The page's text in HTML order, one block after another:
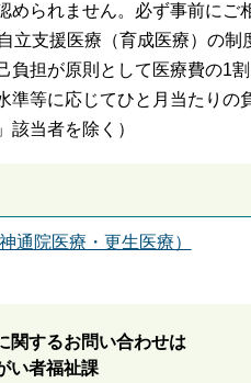
られません。必ず事前にご
立支援医療（育成医療）の制
負担が原則として医療費の1
準等に応じてひと月当たり
該当者を除く）
通院医療・更生医療）
関するお問い合わせは
者福祉課